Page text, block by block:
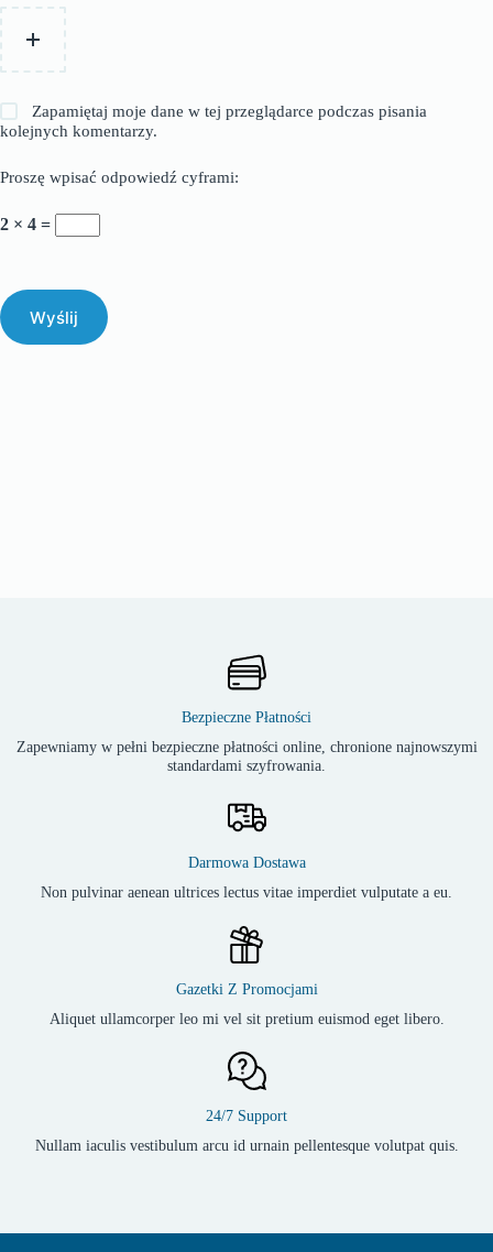
Zapamiętaj moje dane w tej przeglądarce podczas pisania
kolejnych komentarzy.
Proszę wpisać odpowiedź cyframi:
2 × 4 =
Wyślij
Bezpieczne Płatności
Zapewniamy w pełni bezpieczne płatności online, chronione najnowszymi
standardami szyfrowania.
Darmowa Dostawa
Non pulvinar aenean ultrices lectus vitae imperdiet vulputate a eu.
Gazetki Z Promocjami
Aliquet ullamcorper leo mi vel sit pretium euismod eget libero.
24/7 Support
Nullam iaculis vestibulum arcu id urnain pellentesque volutpat quis.